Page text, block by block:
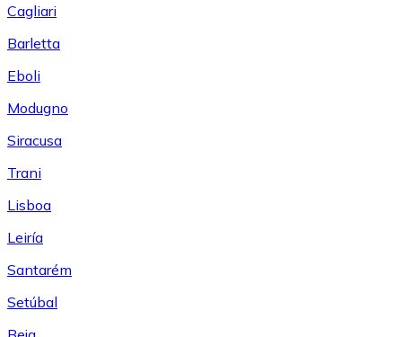
Cagliari
Barletta
Eboli
Modugno
Siracusa
Trani
Lisboa
Leiría
Santarém
Setúbal